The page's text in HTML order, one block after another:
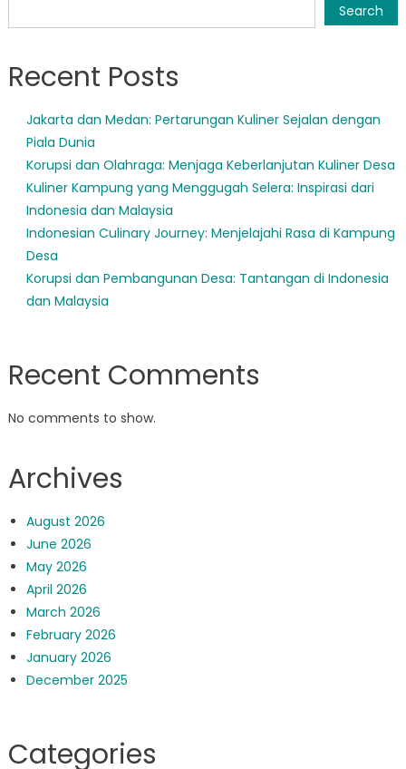
Search
Recent Posts
Jakarta dan Medan: Pertarungan Kuliner Sejalan dengan
Piala Dunia
Korupsi dan Olahraga: Menjaga Keberlanjutan Kuliner Desa
Kuliner Kampung yang Menggugah Selera: Inspirasi dari
Indonesia dan Malaysia
Indonesian Culinary Journey: Menjelajahi Rasa di Kampung
Desa
Korupsi dan Pembangunan Desa: Tantangan di Indonesia
dan Malaysia
Recent Comments
No comments to show.
Archives
August 2026
June 2026
May 2026
April 2026
March 2026
February 2026
January 2026
December 2025
Categories